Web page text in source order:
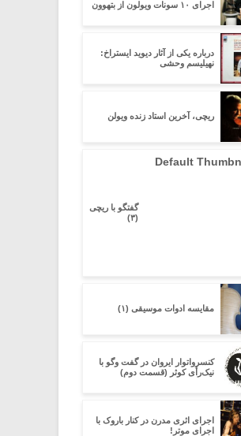
اجراى ۱۰ سونات ویولون از بتهوون
درباره یکى از آثار دیوید ایستراخ:
نهیلیسم وحشى
ریچی، آخرین استاد زنده ویولن
گفتگو با ریچی
(۳)
مقایسه ادوات موسیقی (۱)
کنسرواتوار ایروان در گفت وگو با
نیک‌رأی کوثر (قسمت دوم)
اجرای اثری مدرن در کنار باروک با
اجرای موتر!